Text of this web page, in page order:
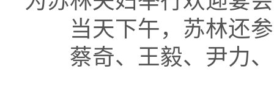
当天下午，苏林还参
蔡奇、王毅、尹力、